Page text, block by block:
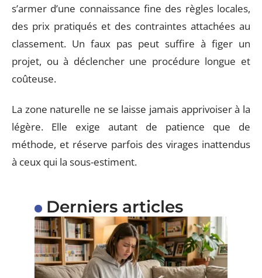
s’armer d’une connaissance fine des règles locales,
des prix pratiqués et des contraintes attachées au
classement. Un faux pas peut suffire à figer un
projet, ou à déclencher une procédure longue et
coûteuse.
La zone naturelle ne se laisse jamais apprivoiser à la
légère. Elle exige autant de patience que de
méthode, et réserve parfois des virages inattendus
à ceux qui la sous-estiment.
Derniers articles